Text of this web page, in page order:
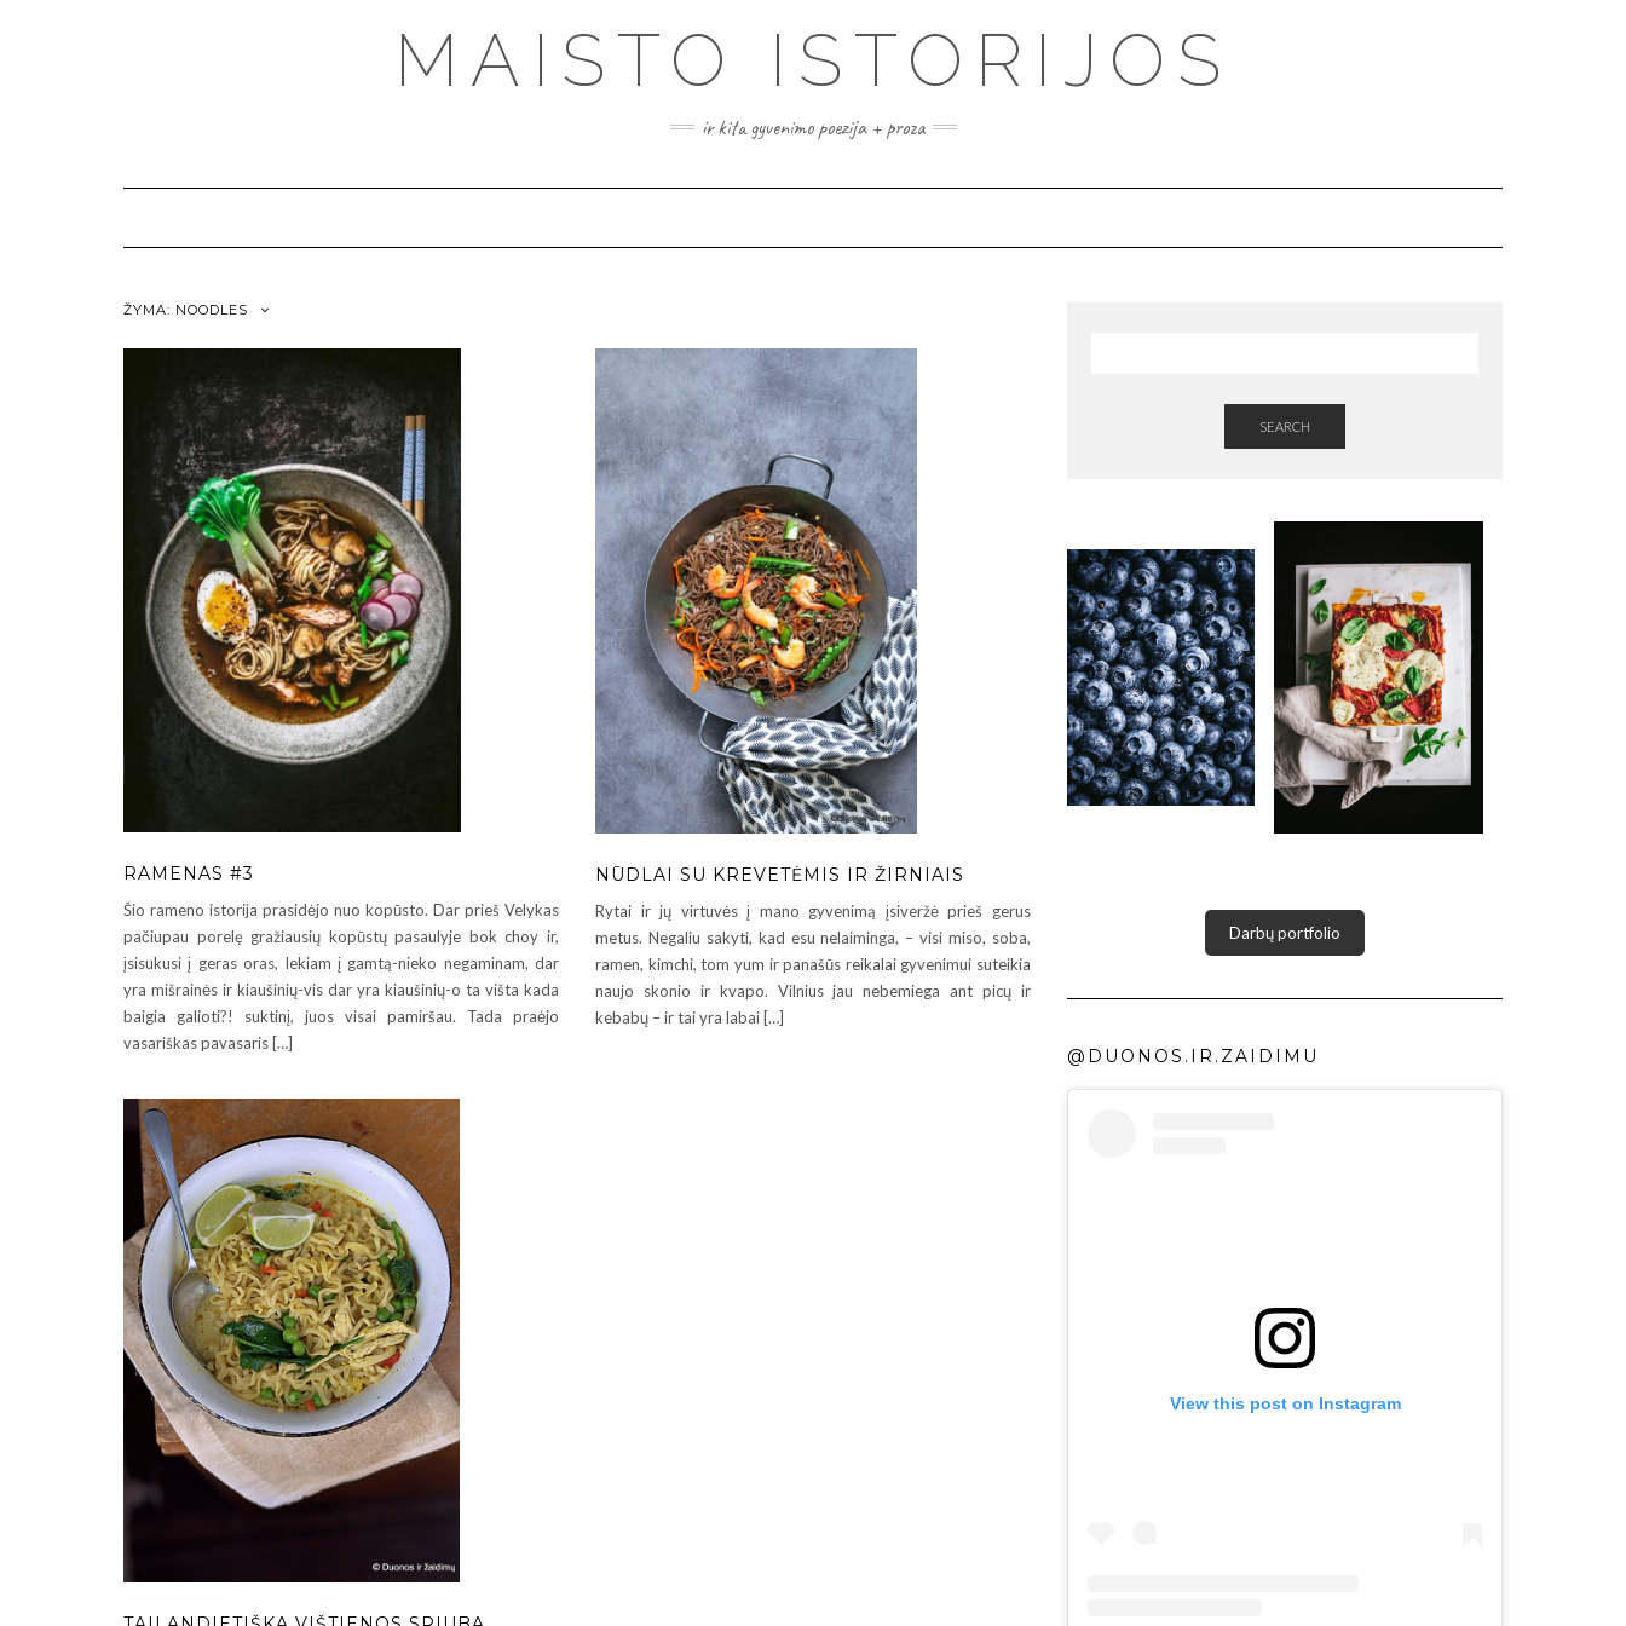
MAISTO ISTORIJOS
ir kita gyvenimo poezija + proza
ŽYMA: NOODLES
RAMENAS #3
Šio rameno istorija prasidėjo nuo kopūsto. Dar prieš Velykas
pačiupau porelę gražiausių kopūstų pasaulyje bok choy ir,
įsisukusi į geras oras, lekiam į gamtą-nieko negaminam, dar
yra mišrainės ir kiaušinių-vis dar yra kiaušinių-o ta višta kada
baigia galioti?! suktinį, juos visai pamiršau. Tada praėjo
vasariškas pavasaris […]
NŪDLAI SU KREVETĖMIS IR ŽIRNIAIS
Rytai ir jų virtuvės į mano gyvenimą įsiveržė prieš gerus
metus. Negaliu sakyti, kad esu nelaiminga, – visi miso, soba,
ramen, kimchi, tom yum ir panašūs reikalai gyvenimui suteikia
naujo skonio ir kvapo. Vilnius jau nebemiega ant picų ir
kebabų – ir tai yra labai […]
SEARCH
Darbų portfolio
@DUONOS.IR.ZAIDIMU
View this post on Instagram